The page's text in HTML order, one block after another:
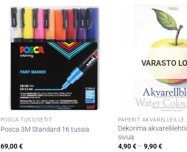
POSCA TUSSISETIT
Posca 3M Standard 16 tussia
69,00€
VARASTO
PAPERIT AKVARELLEILLE
Dekorima
sivua
4,90€ – 9,90€